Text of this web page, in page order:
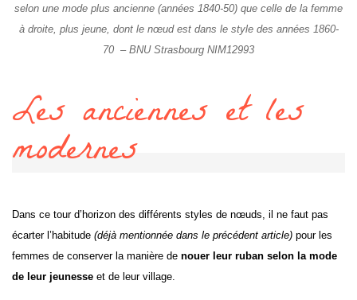
selon une mode plus ancienne (années 1840-50) que celle de la femme
à droite, plus jeune, dont le nœud est dans le style des années 1860-
70 – BNU Strasbourg NIM12993
Les anciennes et les
modernes
Dans ce tour d’horizon des différents styles de nœuds, il ne faut pas
écarter l’habitude (déjà mentionnée dans le précédent article) pour les
femmes de conserver la manière de nouer leur ruban selon la mode
de leur jeunesse et de leur village.